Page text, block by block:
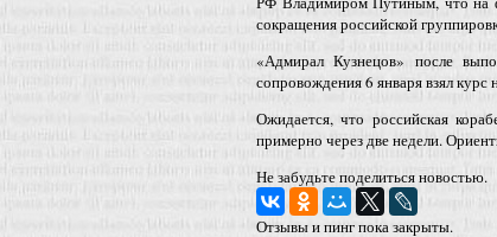
сокращения российской
«Адмирал Кузнецов» после
сопровождения 6 января взял
Ожидается, что российская
примерно через две недели.
Не забудьте поделиться новостью.
Отзывы и пинг пока закрыты.